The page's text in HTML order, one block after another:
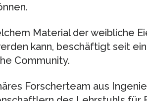
Material der weibliche
kann, beschäftigt seit
Community.
Forscherteam aus